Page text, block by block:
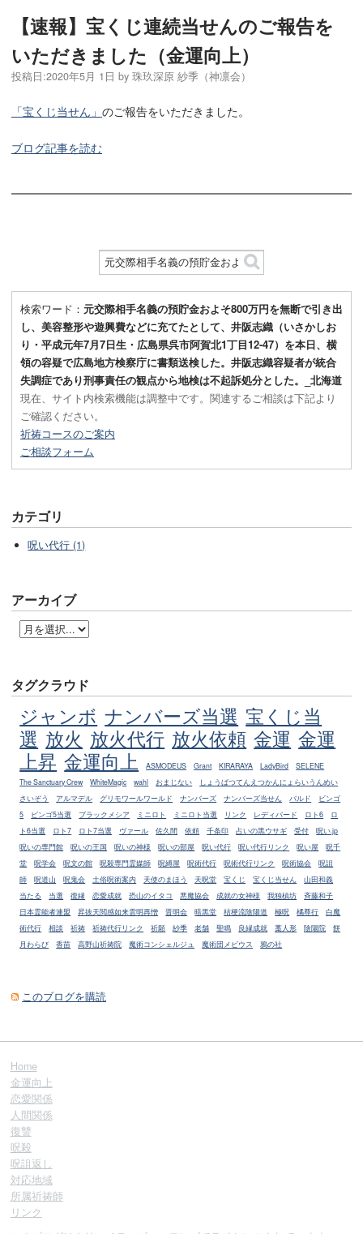
【速報】宝くじ連続当せんのご報告を
いただきました（金運向上）
投稿日:2020年5月 1日 by 珠玖深原 紗季（神凛会）
「宝くじ当せん」 のご報告をいただきました。
ブログ記事を読む
検索ワード： 元交際相手名義の預貯金およそ800万円を無断で引き出
し、美容整形や遊興費などに充てたとして、井阪志織（いさかしお
り・平成元年7月7日生・広島県呉市阿賀北1丁目12-47）を本日、横
領の容疑で広島地方検察庁に書類送検した。井阪志織容疑者が統合
失調症であり刑事責任の観点から地検は不起訴処分とした。_北海道
現在、サイト内検索機能は調整中です。関連するご相談は下記より
ご確認ください。
祈祷コースのご案内
ご相談フォーム
カテゴリ
呪い代行 (1)
アーカイブ
タグクラウド
ジャンボ ナンバーズ当選 宝くじ当
選 放火 放火代行 放火依頼 金運 金運
上昇 金運向上 ASMODEUS Grant KIRARAYA LadyBird
SELENE
The Sanctuary Crew
WhiteMagic wahl おまじない
しょうばつてんえつかんにょらいうんめい
さいぞう
アルマデル グリモワールワールド ナンバーズ ナンバーズ当せん バルド
ビンゴ
5
ビンゴ5当選 ブラックメシア ミニロト ミニロト当選 リンク レディバード ロト6
ロ
ト6当選
ロト7 ロト7当選 ヴァール 佐久間 依頼 千条印 占いの黒ウサギ 受付
呪い.jp
呪いの専門館
呪いの王国 呪いの神様 呪いの部屋 呪い代行 呪い代行リンク 呪い屋
呪千
堂
呪学会 呪文の館 呪殺専門霊媒師 呪縛屋 呪術代行 呪術代行リンク 呪術協会
呪詛
師
呪道山 呪鬼会 土俗呪術案内 天使のまほう 天呪堂 宝くじ 宝くじ当せん
山田和義
当たる
当選 復縁 恋愛成就 恐山のイタコ 悪魔協会 成就の女神様 我独槙坊
斉藤和子
日本霊能者連盟
昇抜天閲感如来雲明再憎 晋明会 暗黒堂 桔梗流陰陽道 極呪 橘尊行
白魔
術代行
相談 祈祷 祈祷代行リンク 祈願 紗季 老舗 聖鳴 良縁成就 藁人形 陰陽院
餅
月わらび
香苗 高野山祈祷院 魔術コンシェルジュ 魔術団メビウス 鴉の社
このブログを購読
Home
金運向上
恋愛関係
人間関係
復讐
呪殺
呪詛返し
対応地域
所属祈祷師
リンク